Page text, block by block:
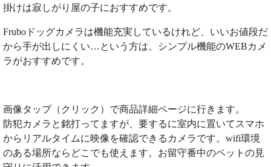
掛けは寂しがり屋の子におすすめです。
Fruboドッグカメラは機能充実しているけれど、いいお値段だ
から手が出しにくい…という方は、シンプル機能のWEBカメ
ラがおすすめです。
画像タップ（クリック）で商品詳細ページに行きます。
防犯カメラと銘打ってますが、要するに室内に置いてスマホ
からリアルタイムに映像を確認できるカメラです。wifi環境
のある場所ならどこでも使えます。お留守番中のペットの見